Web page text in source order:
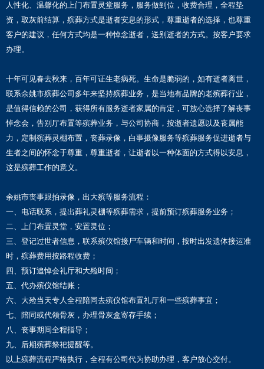
人性化、温馨化的上门布置灵堂服务，服务做到位，收费合理，全程垫
资，取灰前结算，殡葬方式是逝者安息的形式，尊重逝者的选择，也尊重
客户的建议，任何方式均是一种悼念逝者，送别逝者的方式。按客户要求
办理。
十年可见春去秋来，百年可证生老病死。生命是脆弱的，如有逝者离世，
联系余姚市殡葬公司多年来坚持殡葬业务，是当地有品牌的老殡葬行业，
是值得信赖的公司，获得所有服务逝者家属的肯定，可放心选择了解丧事
悼念会，告别厅布置等殡葬业务，与公司协商，按逝者遗愿以及丧属能
力，定制殡葬灵棚布置，丧葬录像，白事摄像服务等殡葬服务促进逝者与
生者之间的怀念于尊重，尊重逝者，让逝者以一种体面的方式得以安息，
这是殡葬工作的意义。
余姚市丧事跟拍录像，出大殡等服务流程：
一、电话联系，提出葬礼灵棚等殡葬需求，提前预订殡葬服务业务；
二、上门布置灵堂，安置灵位；
三、登记过世者信息，联系殡仪馆接尸车辆和时间，按时出发遗体接运准
时，殡葬费用按路程收费；
四、预订追悼会礼厅和大殓时间；
五、代办殡仪馆结账；
六、大殓当天专人全程陪同去殡仪馆布置礼厅和一些殡葬事宜；
七、陪同或代领骨灰，办理骨灰盒寄存手续；
八、丧事期间全程指导；
九、后期殡葬祭祀提醒等。
以上殡葬流程严格执行，全程有公司代为协助办理，客户放心交付。